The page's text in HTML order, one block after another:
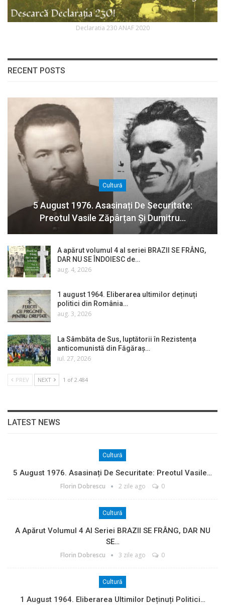
Declaratia 230 ANAF 2020
RECENT POSTS
Cultură
5 August 1976. Asasinați De Securitate:
Preotul Vasile Zăpârțan Și Dumitru…
A apărut volumul 4 al seriei BRAZII SE FRÂNG,
DAR NU SE ÎNDOIESC de…
aug. 4, 2026
1 august 1964. Eliberarea ultimilor deținuți
politici din România…
aug. 3, 2026
La Sâmbăta de Sus, luptătorii în Rezistența
anticomunistă din Făgăraș…
iul. 27, 2026
PREV NEXT 1 of 2.484
LATEST NEWS
Cultură
5 August 1976. Asasinați De Securitate: Preotul Vasile…
Florin Dobrescu 2 zile ago 0
Cultură
A Apărut Volumul 4 Al Seriei BRAZII SE FRÂNG, DAR NU
SE…
Florin Dobrescu 3 zile ago 0
Cultură
1 August 1964. Eliberarea Ultimilor Deținuți Politici…